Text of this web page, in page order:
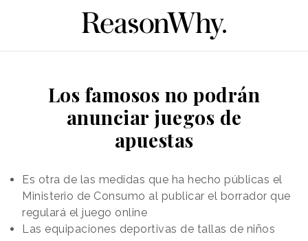
Los famosos no podrán
anunciar juegos de
apuestas
Es otra de las medidas que ha hecho públicas el
Ministerio de Consumo al publicar el borrador que
regulará el juego online
Las equipaciones deportivas de tallas de niños